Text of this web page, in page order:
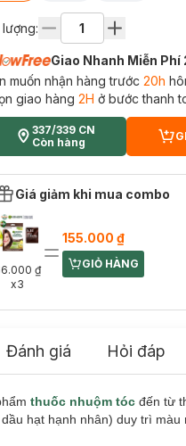
lượng:
Giao Nhanh Miễn Phí
muốn nhận hàng trước 20h
giao hàng 2H ở bước thanh
337/339 CN
Còn hàng
Giá giảm khi mua combo
₫
x3
155.000 ₫
CART PLUS ICON
GIỎ HÀNG
Đánh giá Hỏi đáp
thuốc nhuộm tóc đến từ
hạt hạnh nhân) duy trì